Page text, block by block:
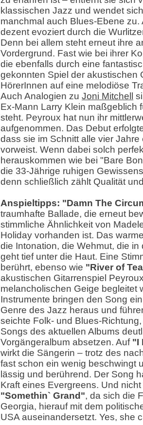
klassischen Jazz und wendet
manchmal auch Blues-Ebene zu.
dezent evoziert durch die
Denn bei allem steht erneut ihre
Vordergrund. Fast wie bei ihrer
die ebenfalls durch eine
gekonnten Spiel der akustischen
HörerInnen auf eine melodiöse
Auch Analogien zu Joni Mitchell
Ex-Mann Larry Klein maßgeblich
steht. Peyroux hat nun ihr
aufgenommen. Das Debut
dass sie im Schnitt alle vier
vorweist. Wenn dabei solch
herauskommen wie bei "Bare
die 33-Jährige ruhigen
denn schließlich zählt Qualität
Anspieltipps: "Damn The
traumhafte Ballade, die erneut
stimmliche Ähnlichkeit von
Holiday vorhanden ist. Das
die Intonation, die Wehmut, die in
geht tief unter die Haut. Eine
berührt, ebenso wie "River of
akustischen Gitarrenspiel
melancholischen Geige begleitet
Instrumente bringen den Song
Genre des Jazz heraus und
seichte Folk- und Blues-
Songs des aktuellen Albums
Vorgängeralbum absetzen. Auf "I
wirkt die Sängerin – trotz des
fast schon ein wenig beschwingt
lässig und berührend. Der Song
Kraft eines Evergreens. Und
"Somethin` Grand", da sich die
Georgia, hierauf mit dem
USA auseinandersetzt. Yes, she